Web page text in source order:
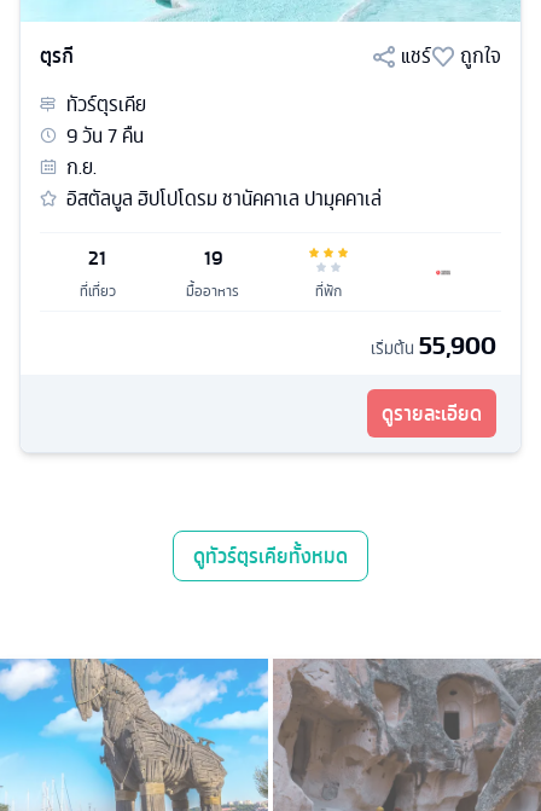
ตุรกี แชร์
ถูกใจ
ทัวร์ตุรเคีย
9วัน7คืน
ก.ย.
อิสตัลบูล ฮิปโปโดรม ชานัคคาเล ปามุคคาเล่
21
ที่เที่ยว
19
มื้ออาหาร ที่พัก
เริ่มต้น 55,900
ดูรายละเอียด
ดูทัวร์ตุรเคียทั้งหมด